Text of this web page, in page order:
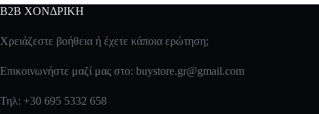
B2B ΧΟΝΔΡΙΚΗ
Χρειάζεστε βοήθεια ή έχετε κάποια ερώτηση;
Επικοινωνήστε μαζί μας στο: buystore.gr@gmail.com
Τηλ: +30 695 5332 658